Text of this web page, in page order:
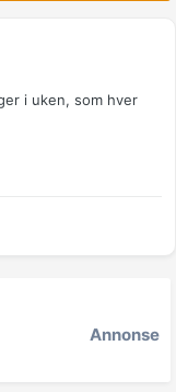
i uken, som hver
Annonse